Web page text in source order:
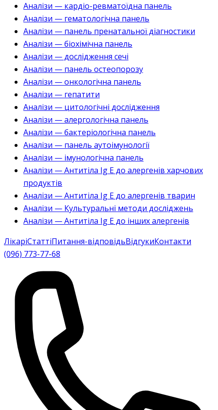
Аналізи — кардіо-ревматоїдна панель
Аналізи — гематологічна панель
Аналізи — панель пренатальної діагностики
Аналізи — біохімічна панель
Аналізи — дослідження сечі
Аналізи — панель остеопорозу
Аналізи — онкологічна панель
Аналізи — гепатити
Аналізи — цитологічні дослідження
Аналізи — алергологічна панель
Аналізи — бактеріологічна панель
Аналізи — панель аутоімунології
Аналізи — імунологічна панель
Аналізи — Антитіла Ig E до алергенів харчових
продуктів
Аналізи — Антитіла Ig E до алергенів тварин
Аналізи — Культуральні методи досліджень
Аналізи — Антитіла Ig E до інших алергенів
ЛікаріСтаттіПитання-відповідьВідгукиКонтакти
(096) 773-77-68